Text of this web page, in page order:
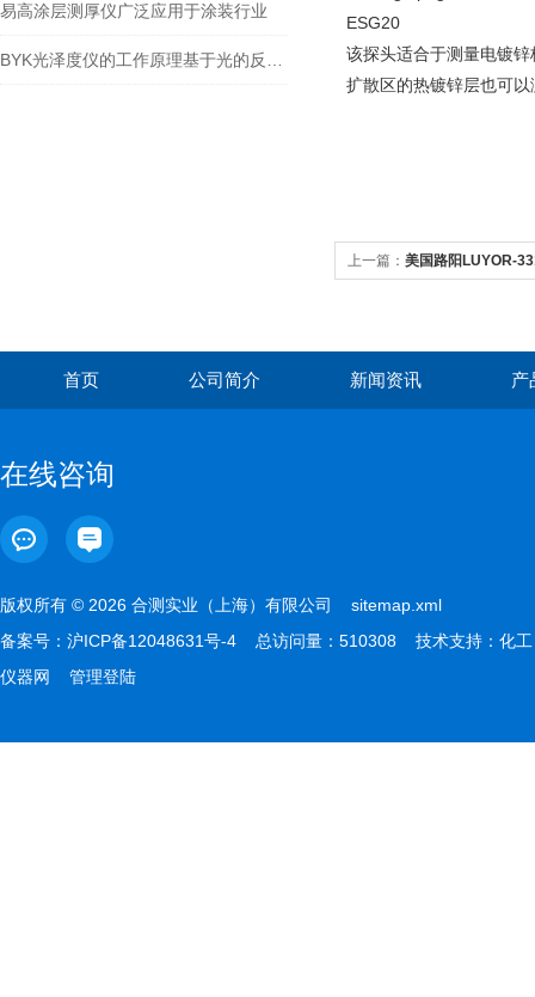
易高涂层测厚仪广泛应用于涂装行业
ESG20
该探头适合于测量电镀
扩散区的热镀锌层也可
上一篇： 美国路阳LUYOR-
首页 公司简介 新闻资讯 产
在线咨询
版权所有 © 2026 合测实业（上海）有限公司 sitemap.xml
备案号： 沪ICP备12048631号-4 总访问量：510308 技术支持： 化工
仪器网
管理登陆